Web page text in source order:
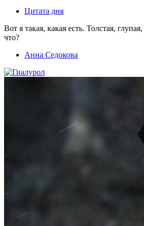
Цитата дня
Вот я такая, какая есть. Толстая,
что?
Анна Седокова